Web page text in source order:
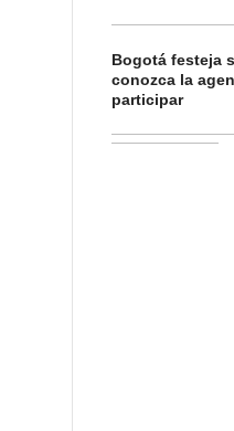
Bogotá festeja
conozca la
participar